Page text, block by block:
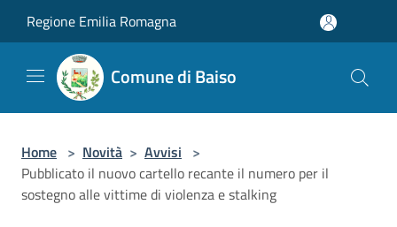
Regione Emilia Romagna
Comune di Baiso
Home > Novità > Avvisi >
Pubblicato il nuovo cartello recante il numero per il
sostegno alle vittime di violenza e stalking